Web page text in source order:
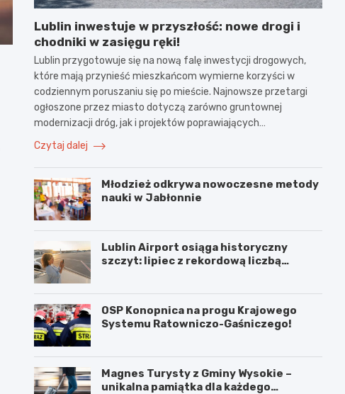
Lublin inwestuje w przyszłość: nowe drogi i
chodniki w zasięgu ręki!
Lublin przygotowuje się na nową falę inwestycji drogowych,
które mają przynieść mieszkańcom wymierne korzyści w
codziennym poruszaniu się po mieście. Najnowsze przetargi
ogłoszone przez miasto dotyczą zarówno gruntownej
modernizacji dróg, jak i projektów poprawiających…
Czytaj dalej
Młodzież odkrywa nowoczesne metody
nauki w Jabłonnie
Lublin Airport osiąga historyczny
szczyt: lipiec z rekordową liczbą
OSP Konopnica na progu Krajowego
Systemu Ratowniczo-Gaśniczego!
Magnes Turysty z Gminy Wysokie –
unikalna pamiątka dla każdego